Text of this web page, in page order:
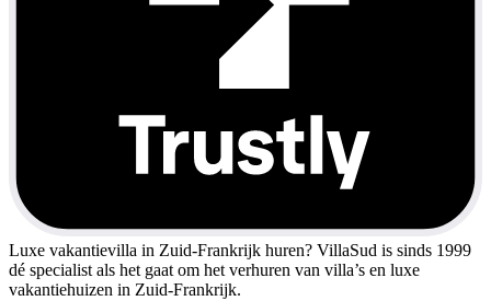
Luxe vakantievilla in Zuid-Frankrijk huren? VillaSud is sinds 1999
dé specialist als het gaat om het verhuren van villa’s en luxe
vakantiehuizen in Zuid-Frankrijk.